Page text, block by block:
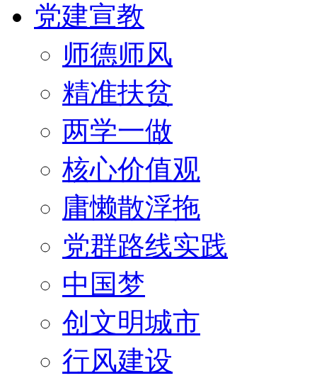
党建宣教
师德师风
精准扶贫
两学一做
核心价值观
庸懒散浮拖
党群路线实践
中国梦
创文明城市
行风建设